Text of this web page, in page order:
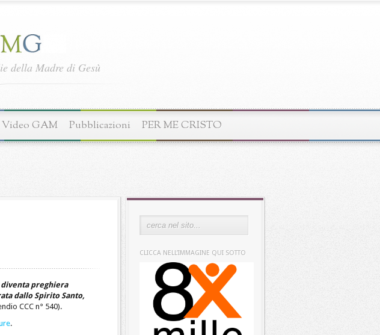
della Madre di Gesù
Video GAM Pubblicazioni PER ME CRISTO
diventa preghiera
dallo Spirito Santo,
CCC n° 540).
.
CLICCA NELL’IMMAGINE QUI SOTTO